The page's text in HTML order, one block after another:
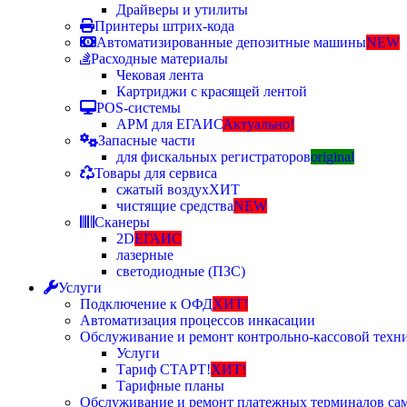
Драйверы и утилиты
Принтеры штрих-кода
Автоматизированные депозитные машиныNEW
Расходные материалы
Чековая лента
Картриджи с красящей лентой
POS-системы
АРМ для ЕГАИСАктуально!
Запасные части
для фискальных регистраторовoriginal
Товары для сервиса
сжатый воздухХИТ
чистящие средстваNEW
Сканеры
2DЕГАИС
лазерные
светодиодные (ПЗС)
Услуги
Подключение к ОФДХИТ!
Автоматизация процессов инкасации
Обслуживание и ремонт контрольно-кассовой
Услуги
Тариф СТАРТ!ХИТ!
Тарифные планы
Обслуживание и ремонт платежных терминалов